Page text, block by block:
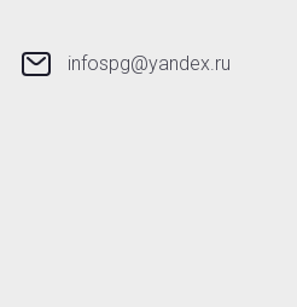
infospg@yandex.ru